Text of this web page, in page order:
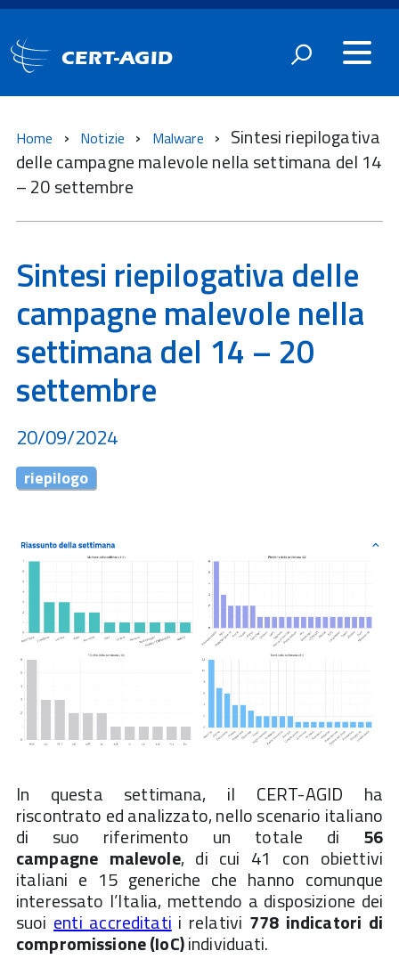
CERT-AGID
Home Notizie Malware
Sintesi riepilogativa
delle campagne malevole nella settimana del 14
– 20 settembre
Sintesi riepilogativa delle
campagne malevole nella
settimana del 14 – 20
settembre
20/09/2024
riepilogo
In questa settimana, il CERT-AGID ha
riscontrato ed analizzato, nello scenario italiano
di suo riferimento un totale di 56
campagne malevole, di cui 41 con obiettivi
italiani e 15 generiche che hanno comunque
interessato l’Italia, mettendo a disposizione dei
suoienti accreditatii relativi 778 indicatori di
compromissione (IoC)individuati.